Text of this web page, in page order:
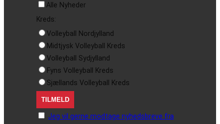
Alle Nyheder
Kreds:
Volleyball Nordjylland
Midtjysk Volleyball Kreds
Volleyball Sydjylland
Fyns Volleyball Kreds
Sjællands Volleyball Kreds
Jeg vil gerne modtage nyhedsbreve fra